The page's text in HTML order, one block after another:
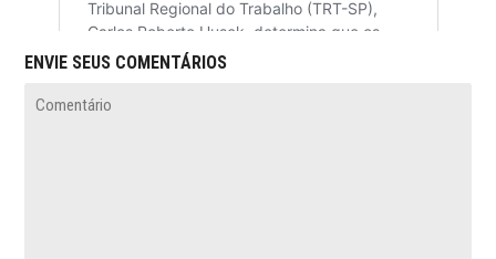
ENVIE SEUS COMENTÁRIOS